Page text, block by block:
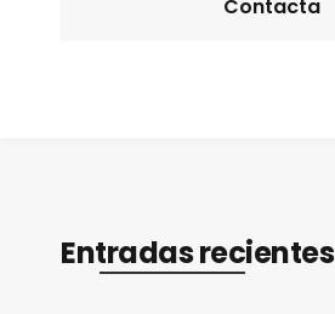
Contacta
Entradas recientes